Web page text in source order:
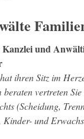
und
ihren Sitz im
beraten vertreten
(Scheidung,
Kinder- und